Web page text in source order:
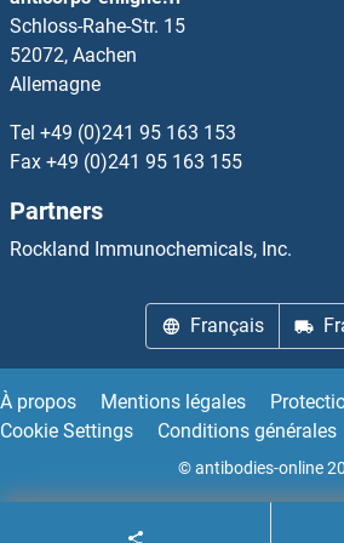
SLC30A10 Kits ELISA
Slc30a3 Kits ELISA
SLC30A4 Kits ELISA
SLC30A5 Kits ELISA
SLC30A7 Kits ELISA
SLC30A8 Kits ELISA
SLC31A1 Kits ELISA
Schloss-Rahe-Str. 15
52072, Aachen
Allemagne
Tel +49 (0)241 95 163 153
Fax +49 (0)241 95 163 155
Partners
Rockland Immunochemicals, Inc.
Français
À propos Mentions légales
Cookie Settings
Conditions générales
© antibodies-online